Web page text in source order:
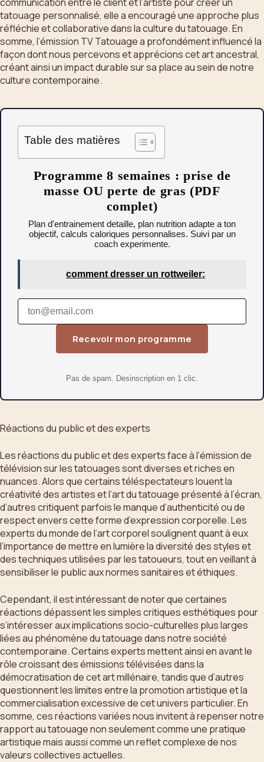
tatouage personnalisé, elle a encouragé une approche plus
réfléchie et collaborative dans la culture du tatouage. En
somme, l’émission TV Tatouage a profondément influencé la
façon dont nous percevons et apprécions cet art ancestral,
créant ainsi un impact durable sur sa place au sein de notre
culture contemporaine.
Table des matières
Programme 8 semaines : prise de
masse OU perte de gras (PDF
complet)
Plan d'entrainement detaille, plan nutrition adapte a ton
objectif, calculs caloriques personnalises. Suivi par un
coach experimente.
comment dresser un rottweiler:
Recevoir mon programme
Pas de spam. Desinscription en 1 clic.
Réactions du public et des experts
Les réactions du public et des experts face à l’émission de
télévision sur les tatouages sont diverses et riches en
nuances. Alors que certains téléspectateurs louent la
créativité des artistes et l’art du tatouage présenté à l’écran,
d’autres critiquent parfois le manque d’authenticité ou de
respect envers cette forme d’expression corporelle. Les
experts du monde de l’art corporel soulignent quant à eux
l’importance de mettre en lumière la diversité des styles et
des techniques utilisées par les tatoueurs, tout en veillant à
sensibiliser le public aux normes sanitaires et éthiques.
Cependant, il est intéressant de noter que certaines
réactions dépassent les simples critiques esthétiques pour
s’intéresser aux implications socio-culturelles plus larges
liées au phénomène du tatouage dans notre société
contemporaine. Certains experts mettent ainsi en avant le
rôle croissant des émissions télévisées dans la
démocratisation de cet art millénaire, tandis que d’autres
questionnent les limites entre la promotion artistique et la
commercialisation excessive de cet univers particulier. En
somme, ces réactions variées nous invitent à repenser notre
rapport au tatouage non seulement comme une pratique
artistique mais aussi comme un reflet complexe de nos
valeurs collectives actuelles.